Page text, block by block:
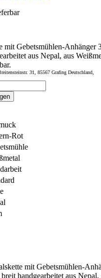
mit Gebetsmühlen-Anhänger
aus Nepal, aus
31, 85567 Grafing Deutschland,
Rot
mit Gebetsmühlen-
handgearbeitet aus Nepal,